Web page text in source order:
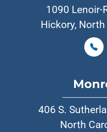
1090 Lenoir-
Hickory,
406 S.
North